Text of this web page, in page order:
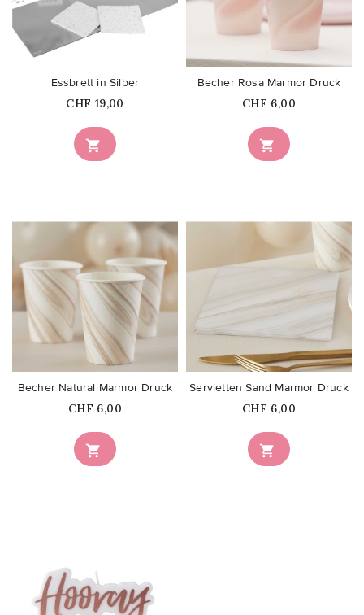

Essbrett in Silber
Price
CHF 19,00

Becher Rosa Marmor Druck
Price
CHF 6,00
favorite_border

Becher Natural Marmor Druck
Price
CHF 6,00
favorite_border

Servietten Sand Marmor Druck
Price
CHF 6,00